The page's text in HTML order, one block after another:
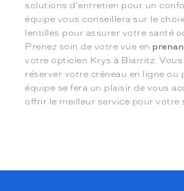
solutions d'entretien pour un
équipe vous conseillera sur le
lentilles pour assurer votre santé
Prenez soin de votre vue en
votre opticien Krys à Biarritz.
réserver votre créneau en ligne ou
équipe se fera un plaisir de vous
offrir le meilleur service pour votre